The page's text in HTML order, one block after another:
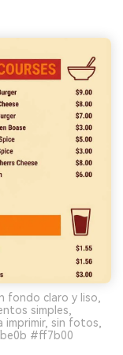
fondo claro y liso,
simples,
sin fotos,
#ff7b00